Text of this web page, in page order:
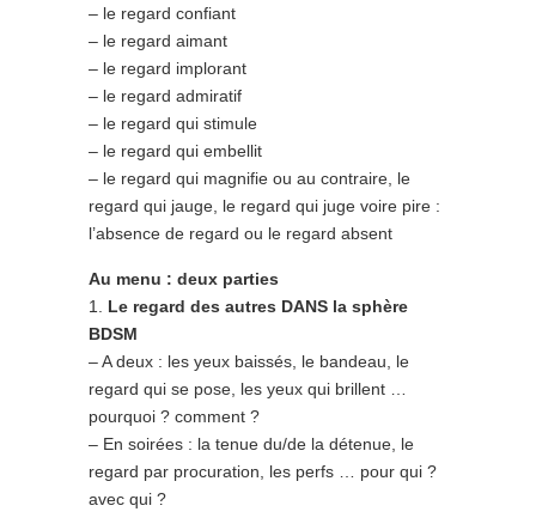
– le regard confiant
– le regard aimant
– le regard implorant
– le regard admiratif
– le regard qui stimule
– le regard qui embellit
– le regard qui magnifie ou au contraire, le
regard qui jauge, le regard qui juge voire pire :
l’absence de regard ou le regard absent
Au menu : deux parties
1. Le regard des autres DANS la sphère
BDSM
– A deux : les yeux baissés, le bandeau, le
regard qui se pose, les yeux qui brillent …
pourquoi ? comment ?
– En soirées : la tenue du/de la détenue, le
regard par procuration, les perfs … pour qui ?
avec qui ?